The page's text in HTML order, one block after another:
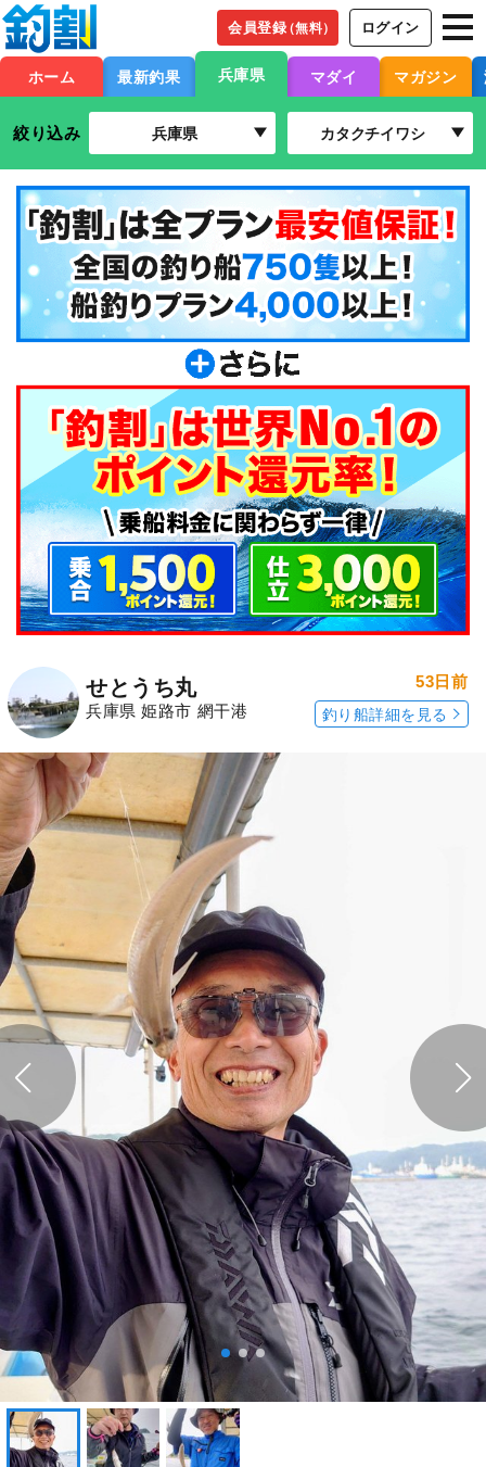
会員登録（無料） ログイン
ホーム 最新釣果 兵庫県 マダイ マガジン
絞り込み 兵庫県 カタクチイワシ
せとうち丸
兵庫県 姫路市 網干港
53日前
釣り船詳細を見る